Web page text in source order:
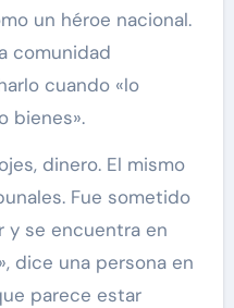
un héroe nacional.
comunidad
cuando «lo
bienes».
dinero. El mismo
Fue sometido
y se encuentra en
dice una persona en
parece estar